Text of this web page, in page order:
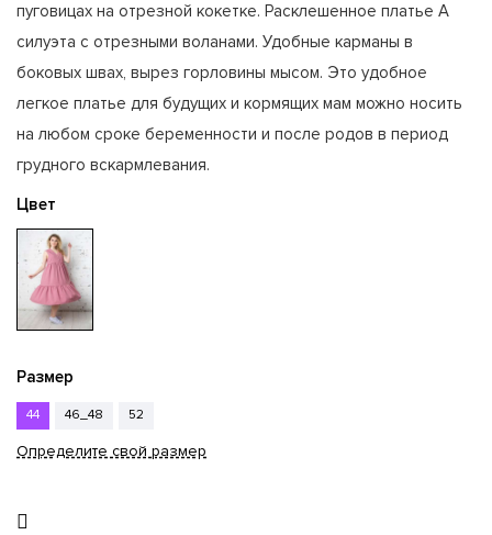
пуговицах на отрезной кокетке. Расклешенное платье А
силуэта с отрезными воланами. Удобные карманы в
боковых швах, вырез горловины мысом. Это удобное
легкое платье для будущих и кормящих мам можно носить
на любом сроке беременности и после родов в период
грудного вскармлевания.
Цвет
Размер
44 46_48 52
Определите свой размер